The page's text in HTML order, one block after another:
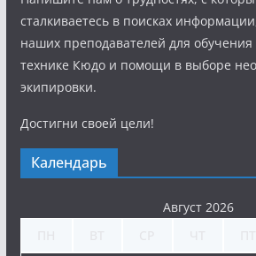
сталкиваетесь в поисках
наших преподавателей для
технике Кюдо и помощи в выборе
экипировки.
Достигни своей цели!
Календарь
Август 2026